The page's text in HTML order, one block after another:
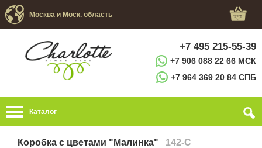
Москва и Моск. область
+7 495 215-55-39
+7 906 088 22 66 МСК
+7 964 369 20 84 СПБ
Каталог
Коробка с цветами "Малинка" 142-C